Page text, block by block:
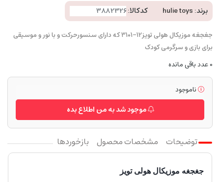
برند: hulie toys کدکالا:
جغجغه موزیکال هولی تویز12-3101 که دارای سنسورحرکت و با نور و موسیقی
برای بازی و سرگرمی کودک
0عدد باقی مانده
ناموجود
موجود شد به من اطلاع بده
توضیحات مشخصات محصول بازخوردها
جغجغه موزیکال هولی تویز